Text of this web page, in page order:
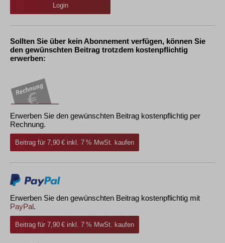
Login
Sollten Sie über kein Abonnement verfügen, können Sie
den gewünschten Beitrag trotzdem kostenpflichtig
erwerben:
Erwerben Sie den gewünschten Beitrag kostenpflichtig per
Rechnung.
Beitrag für 7,90 € inkl. 7 % MwSt. kaufen
Erwerben Sie den gewünschten Beitrag kostenpflichtig mit
PayPal.
Beitrag für 7,90 € inkl. 7 % MwSt. kaufen